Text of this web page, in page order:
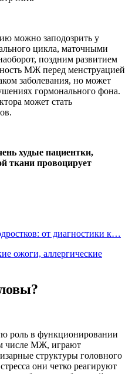
можно заподозрить у
цикла, маточными
поздним развитием
МЖ перед менструацией
заболевания, но может
гормонального фона.
может стать
худые пациентки,
ткани провоцирует
от диагностики к…
ожоги, аллергические
роль в функционировании
числе МЖ, играют
структуры головного
они четко реагируют